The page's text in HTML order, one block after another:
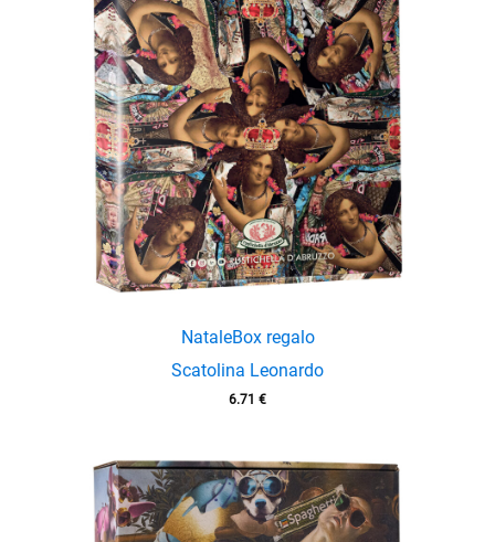
NataleBox regalo
Scatolina Leonardo
6.71 €